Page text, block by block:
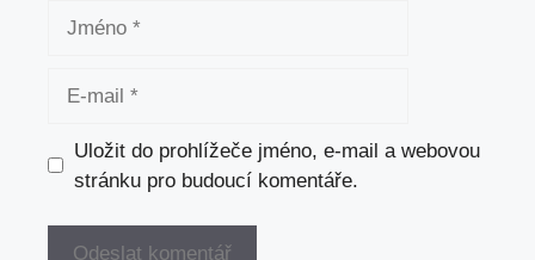
Jméno
Uložit do prohlížeče jméno, e-mail a webovou
stránku pro budoucí komentáře.